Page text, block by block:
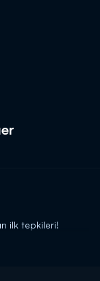
ilk tepkileri!